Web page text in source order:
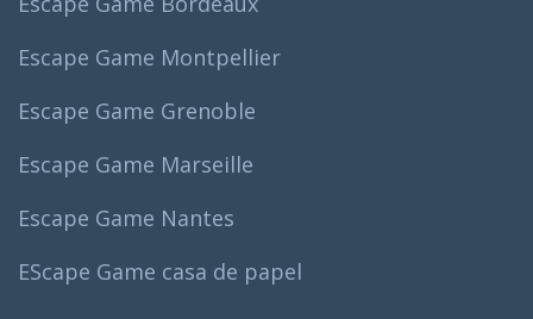
Escape Game Montpellier
Escape Game Grenoble
Escape Game Marseille
Escape Game Nantes
EScape Game casa de papel